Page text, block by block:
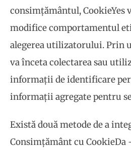
consimțământul, CookieYes
modifice comportamentul
alegerea utilizatorului. Prin
va înceta colectarea sau
informații de identificare
informații agregate pentru
Există două metode de a
Consimțământ cu CookieDa